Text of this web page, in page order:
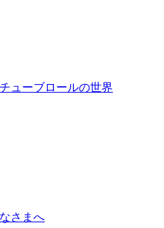
ューブロールの世界
さまへ